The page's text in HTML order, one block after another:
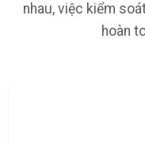
nhau, việc kiểm
hoàn